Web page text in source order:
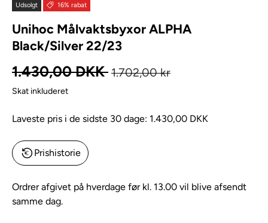
Udsolgt 16% rabat
Unihoc Målvaktsbyxor ALPHA
Black/Silver 22/23
Kampagnepris
1.430,00 DKK Normal pris
1.702,00 kr
Skat inkluderet
Laveste pris i de sidste 30 dage: 1.430,00 DKK
Prishistorie
Ordrer afgivet på hverdage før kl. 13.00 vil blive afsendt
samme dag.